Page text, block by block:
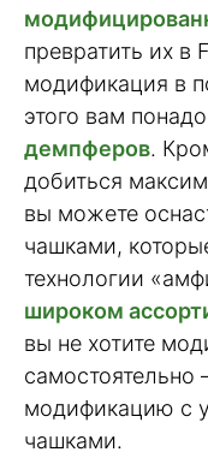
превратить их в
модификация в
этого вам
демпферов.
добиться
вы можете
чашками,
технологии
широком
вы не хотите
модификацию с
чашками.